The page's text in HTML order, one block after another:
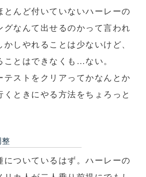
とんど付いていないハーレーの
グなんて出せるのかって言われ
かしやれることは少ないけど、
ことはできなくも…ない。
テストをクリアってかなんとか
くときにやる方法をちょろっと
整
についているはず。ハーレーの